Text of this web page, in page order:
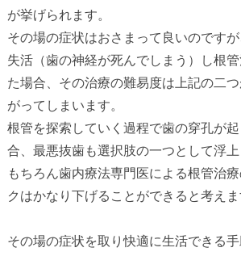
が挙げられます。
その場の症状はおさまって良いのです
失活（歯の神経が死んでしまう）し根
た場合、その治療の難易度は上記の二
がってしまいます。
根管を探索していく過程で歯の穿孔が
合、最悪抜歯も選択肢の一つとして浮上
もちろん歯内療法専門医による根管治
クはかなり下げることができると考えま
その場の症状を取り快適に生活できる